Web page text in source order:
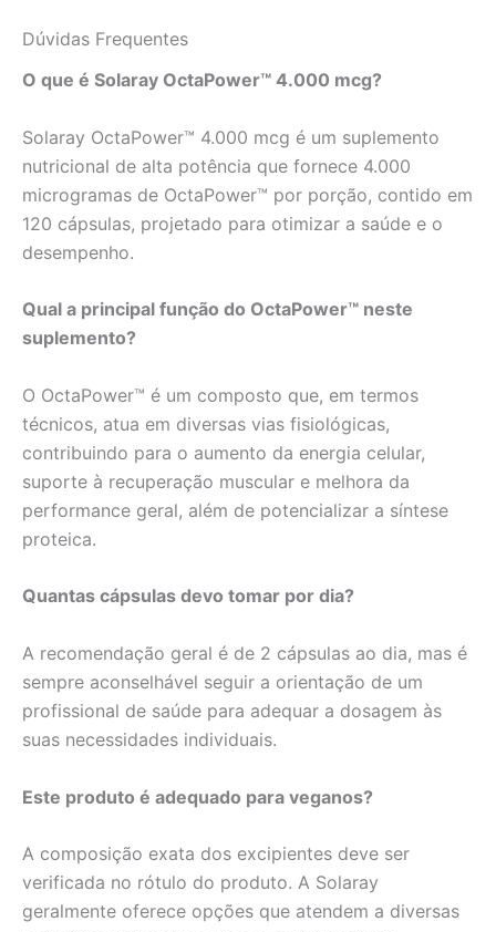
Dúvidas Frequentes
O que é Solaray OctaPower™ 4.000 mcg?
Solaray OctaPower™ 4.000 mcg é um suplemento
nutricional de alta potência que fornece 4.000
microgramas de OctaPower™ por porção, contido em
120 cápsulas, projetado para otimizar a saúde e o
desempenho.
Qual a principal função do OctaPower™ neste
suplemento?
O OctaPower™ é um composto que, em termos
técnicos, atua em diversas vias fisiológicas,
contribuindo para o aumento da energia celular,
suporte à recuperação muscular e melhora da
performance geral, além de potencializar a síntese
proteica.
Quantas cápsulas devo tomar por dia?
A recomendação geral é de 2 cápsulas ao dia, mas é
sempre aconselhável seguir a orientação de um
profissional de saúde para adequar a dosagem às
suas necessidades individuais.
Este produto é adequado para veganos?
A composição exata dos excipientes deve ser
verificada no rótulo do produto. A Solaray
geralmente oferece opções que atendem a diversas